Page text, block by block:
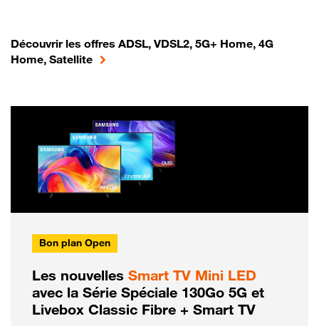
Découvrir les offres ADSL, VDSL2, 5G+ Home, 4G
Home, Satellite
Bon plan Open
Les nouvelles Smart TV Mini LED
avec la Série Spéciale 130Go 5G et
Livebox Classic Fibre + Smart TV